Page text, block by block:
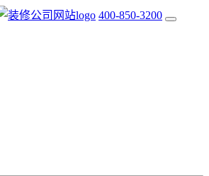
400-850-3200